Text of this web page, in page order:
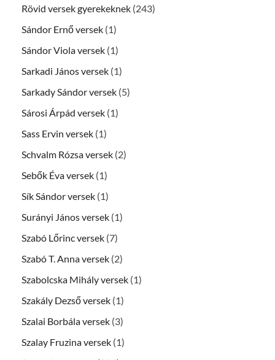
Rövid versek gyerekeknek (243)
Sándor Ernő versek (1)
Sándor Viola versek (1)
Sarkadi János versek (1)
Sarkady Sándor versek (5)
Sárosi Árpád versek (1)
Sass Ervin versek (1)
Schvalm Rózsa versek (2)
Sebők Éva versek (1)
Sík Sándor versek (1)
Surányi János versek (1)
Szabó Lőrinc versek (7)
Szabó T. Anna versek (2)
Szabolcska Mihály versek (1)
Szakály Dezső versek (1)
Szalai Borbála versek (3)
Szalay Fruzina versek (1)